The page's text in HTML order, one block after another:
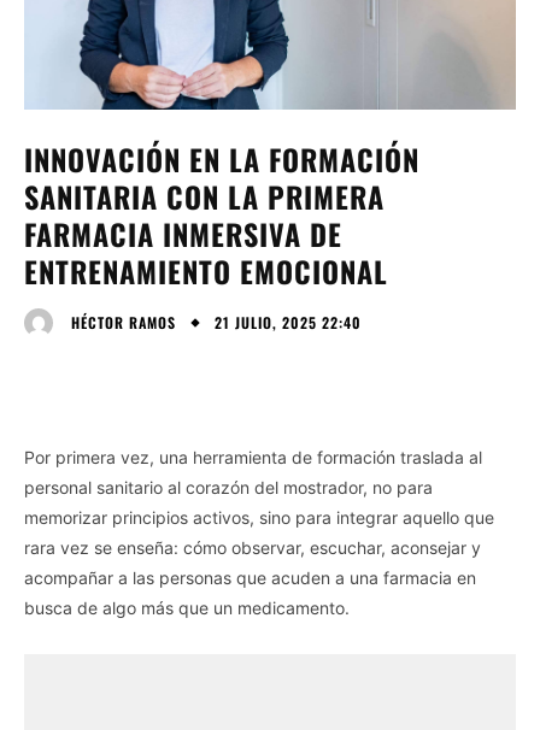
INNOVACIÓN EN LA FORMACIÓN
SANITARIA CON LA PRIMERA
FARMACIA INMERSIVA DE
ENTRENAMIENTO EMOCIONAL
HÉCTOR RAMOS 21 JULIO, 2025 22:40
Por primera vez, una herramienta de formación traslada al
personal sanitario al corazón del mostrador, no para
memorizar principios activos, sino para integrar aquello que
rara vez se enseña: cómo observar, escuchar, aconsejar y
acompañar a las personas que acuden a una farmacia en
busca de algo más que un medicamento.